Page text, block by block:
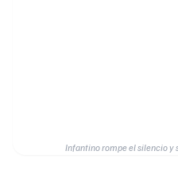
Infantino rompe el silencio y